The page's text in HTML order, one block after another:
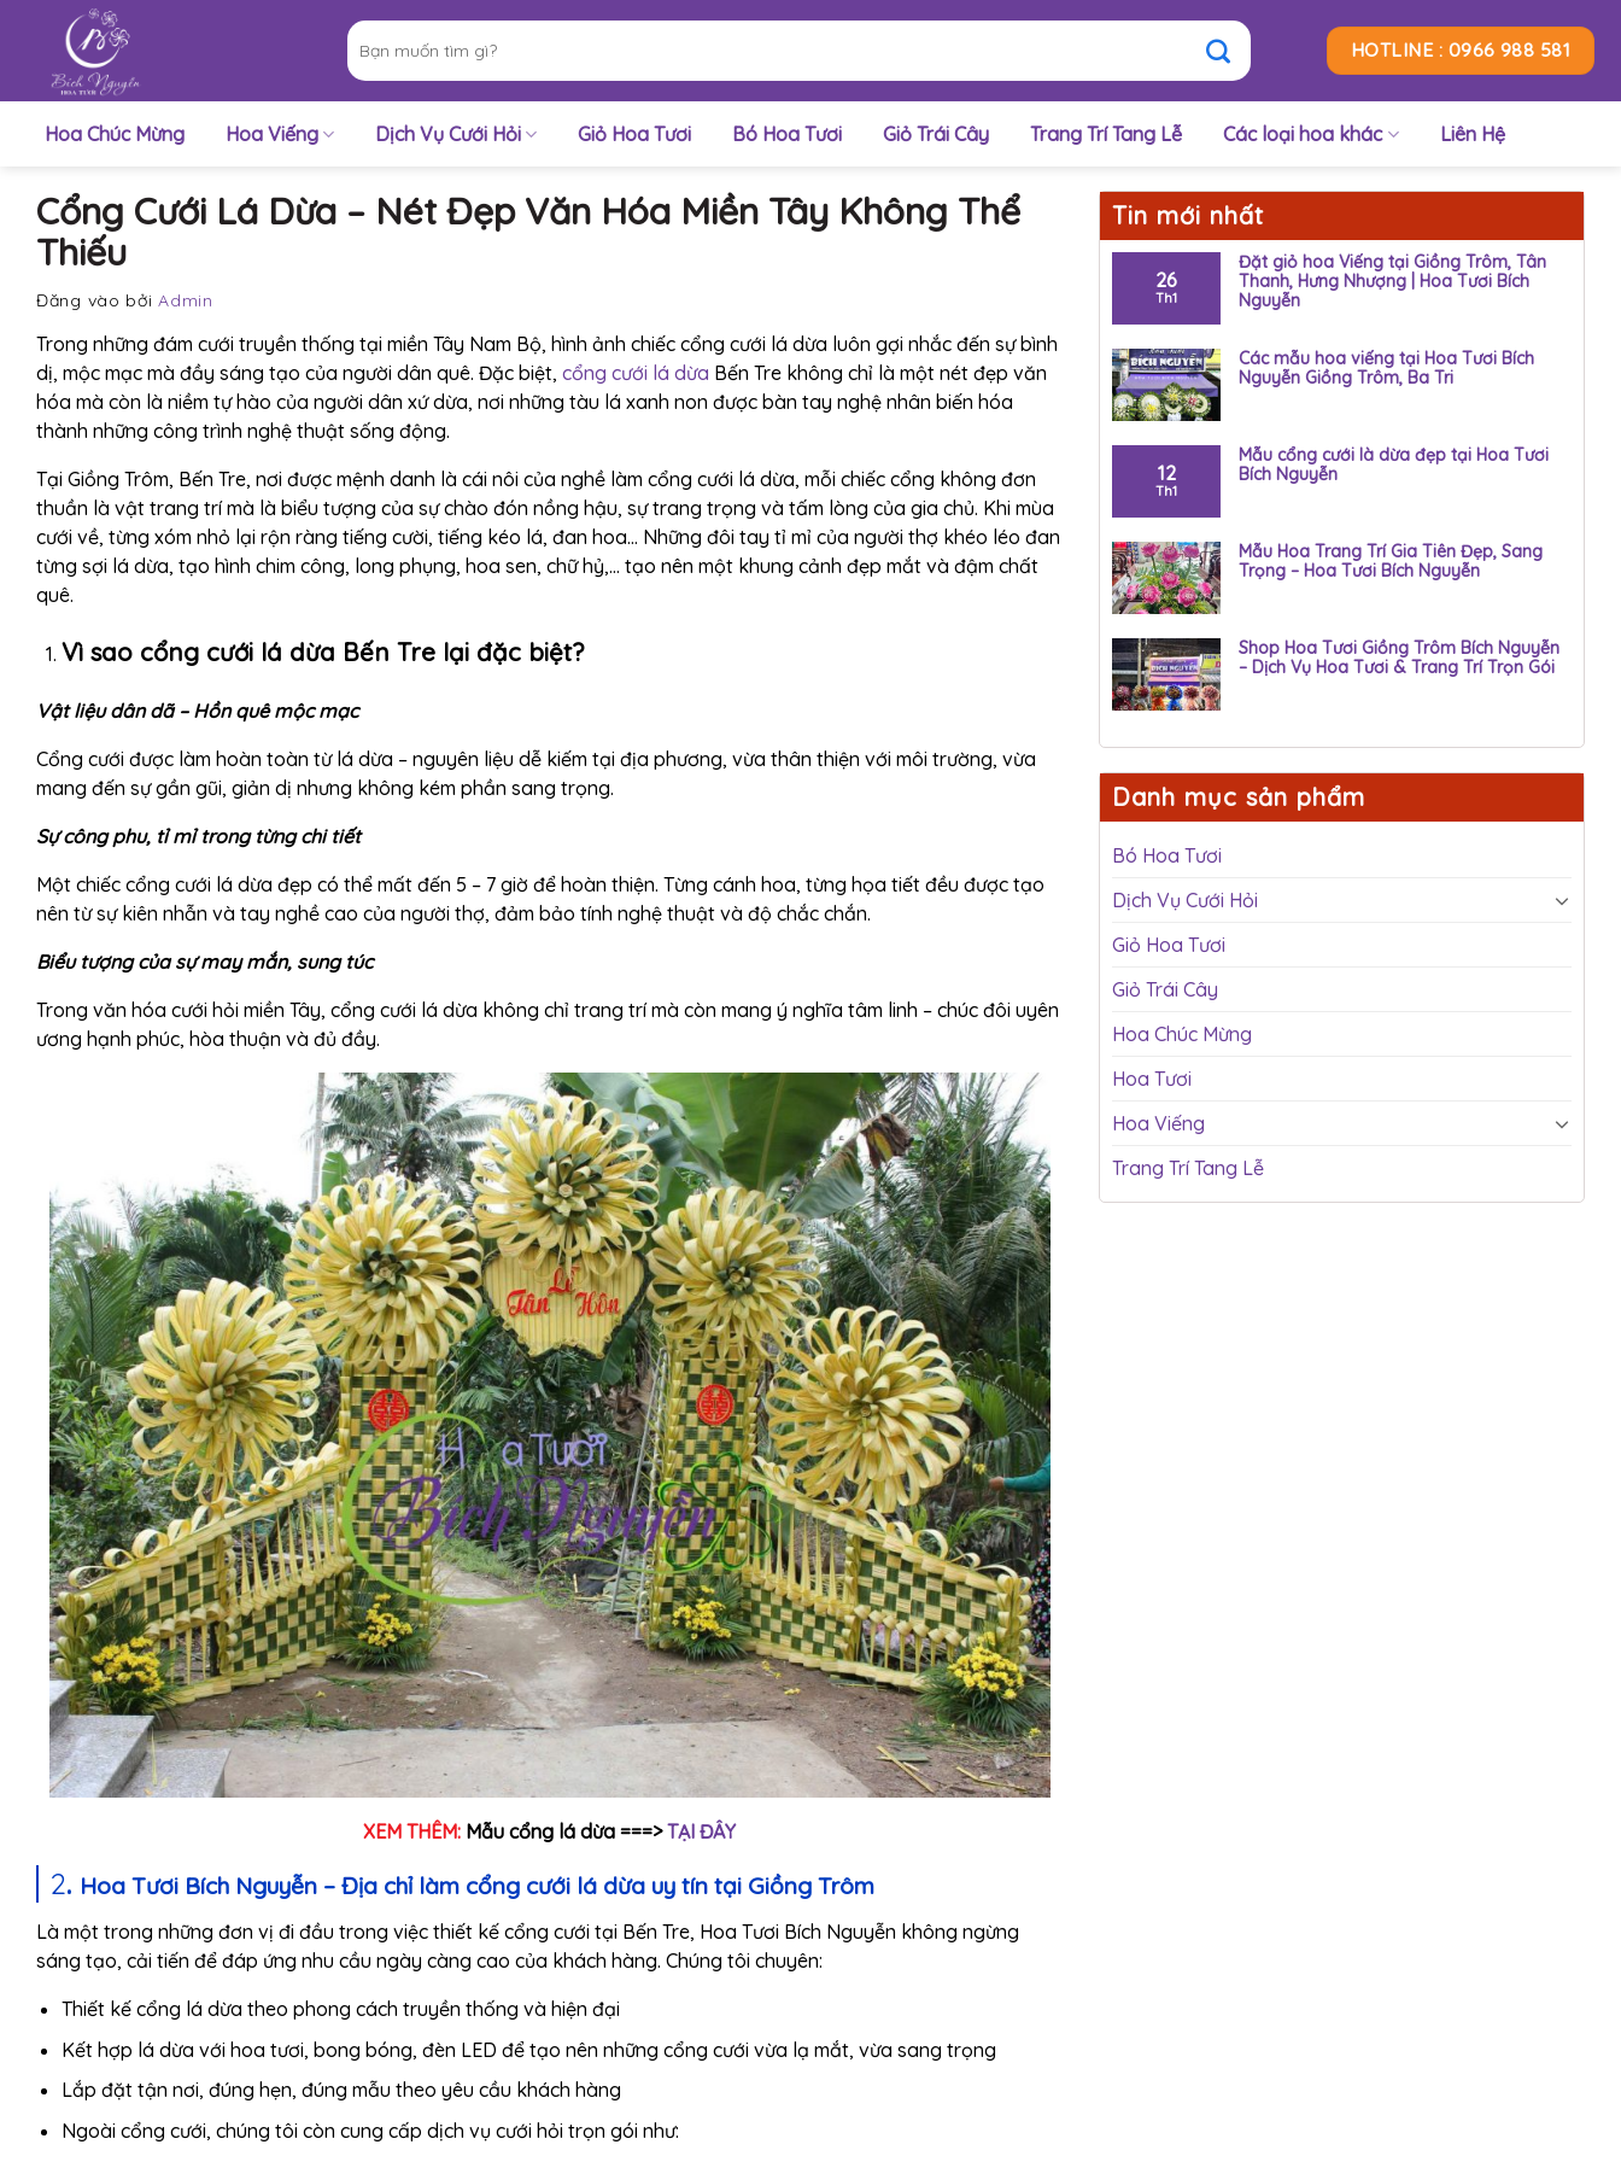
dung
Tìm
kiếm:
HOTLINE : 0966 988 581
Hoa Chúc Mừng Hoa Viếng Dịch Vụ Cưới Hỏi Giỏ Hoa Tươi Bó Hoa Tươi Giỏ Trái Cây Trang Trí Tang Lễ Các loại hoa khác Liên Hệ
Cổng Cưới Lá Dừa – Nét Đẹp Văn Hóa Miền Tây Không Thể
Thiếu
Đăng vào bởiAdmin
Trong những đám cưới truyền thống tại miền Tây Nam Bộ, hình ảnh chiếc cổng cưới lá dừa luôn gợi nhắc đến sự bình
dị, mộc mạc mà đầy sáng tạo của người dân quê. Đặc biệt, cổng cưới lá dừa Bến Tre không chỉ là một nét đẹp văn
hóa mà còn là niềm tự hào của người dân xứ dừa, nơi những tàu lá xanh non được bàn tay nghệ nhân biến hóa
thành những công trình nghệ thuật sống động.
Tại Giồng Trôm, Bến Tre, nơi được mệnh danh là cái nôi của nghề làm cổng cưới lá dừa, mỗi chiếc cổng không đơn
thuần là vật trang trí mà là biểu tượng của sự chào đón nồng hậu, sự trang trọng và tấm lòng của gia chủ. Khi mùa
cưới về, từng xóm nhỏ lại rộn ràng tiếng cười, tiếng kéo lá, đan hoa… Những đôi tay tỉ mỉ của người thợ khéo léo đan
từng sợi lá dừa, tạo hình chim công, long phụng, hoa sen, chữ hỷ,… tạo nên một khung cảnh đẹp mắt và đậm chất
quê.
Vì sao cổng cưới lá dừa Bến Tre lại đặc biệt?
Vật liệu dân dã – Hồn quê mộc mạc
Cổng cưới được làm hoàn toàn từ lá dừa – nguyên liệu dễ kiếm tại địa phương, vừa thân thiện với môi trường, vừa
mang đến sự gần gũi, giản dị nhưng không kém phần sang trọng.
Sự công phu, tỉ mỉ trong từng chi tiết
Một chiếc cổng cưới lá dừa đẹp có thể mất đến 5 – 7 giờ để hoàn thiện. Từng cánh hoa, từng họa tiết đều được tạo
nên từ sự kiên nhẫn và tay nghề cao của người thợ, đảm bảo tính nghệ thuật và độ chắc chắn.
Biểu tượng của sự may mắn, sung túc
Trong văn hóa cưới hỏi miền Tây, cổng cưới lá dừa không chỉ trang trí mà còn mang ý nghĩa tâm linh – chúc đôi uyên
ương hạnh phúc, hòa thuận và đủ đầy.
XEM THÊM: Mẫu cổng lá dừa ===> TẠI ĐÂY
2. Hoa Tươi Bích Nguyễn – Địa chỉ làm cổng cưới lá dừa uy tín tại Giồng Trôm
Là một trong những đơn vị đi đầu trong việc thiết kế cổng cưới tại Bến Tre, Hoa Tươi Bích Nguyễn không ngừng
sáng tạo, cải tiến để đáp ứng nhu cầu ngày càng cao của khách hàng. Chúng tôi chuyên:
Thiết kế cổng lá dừa theo phong cách truyền thống và hiện đại
Kết hợp lá dừa với hoa tươi, bong bóng, đèn LED để tạo nên những cổng cưới vừa lạ mắt, vừa sang trọng
Lắp đặt tận nơi, đúng hẹn, đúng mẫu theo yêu cầu khách hàng
Ngoài cổng cưới, chúng tôi còn cung cấp dịch vụ cưới hỏi trọn gói như:
Tin mới nhất
26
Th1
Đặt giỏ hoa Viếng tại Giồng Trôm, Tân
Thanh, Hưng Nhượng | Hoa Tươi Bích
Nguyễn
Các mẫu hoa viếng tại Hoa Tươi Bích
Nguyễn Giồng Trôm, Ba Tri
12
Th1
Mẫu cổng cưới là dừa đẹp tại Hoa Tươi
Bích Nguyễn
Mẫu Hoa Trang Trí Gia Tiên Đẹp, Sang
Trọng – Hoa Tươi Bích Nguyễn
Shop Hoa Tươi Giồng Trôm Bích Nguyễn
– Dịch Vụ Hoa Tươi & Trang Trí Trọn Gói
Danh mục sản phẩm
Bó Hoa Tươi
Dịch Vụ Cưới Hỏi
Giỏ Hoa Tươi
Giỏ Trái Cây
Hoa Chúc Mừng
Hoa Tươi
Hoa Viếng
Trang Trí Tang Lễ